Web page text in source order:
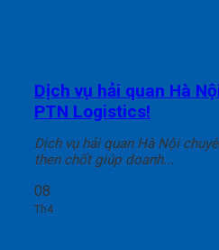
Dịch vụ hải quan Hà
PTN Logistics!
Dịch vụ hải quan Hà Nội
then chốt giúp doanh...
08
Th4